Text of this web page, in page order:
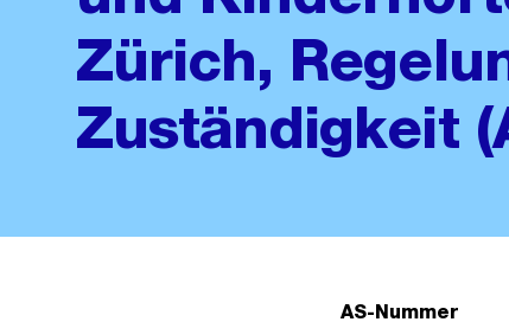
Zürich,
Zuständigkeit
AS-Nummer